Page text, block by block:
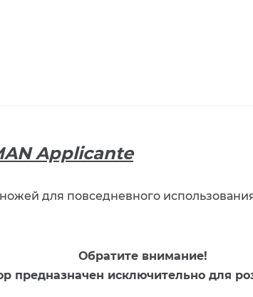
Applicante
для повседневного
Обратите внимание!
предназначен исключительно для